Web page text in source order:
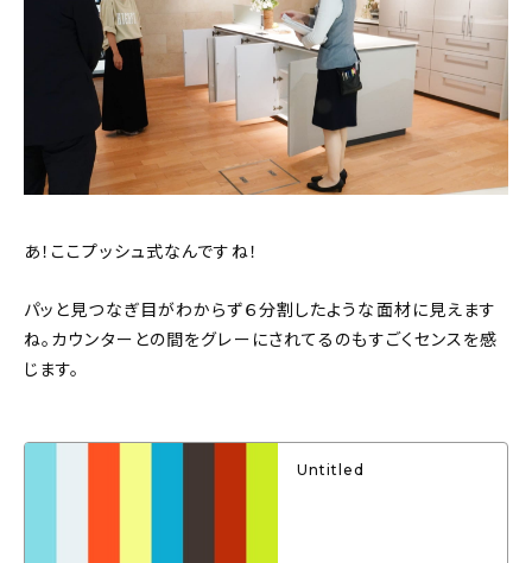
あ！ここプッシュ式なんですね！
パッと見つなぎ目がわからず６分割したような面材に見えます
ね。カウンターとの間をグレーにされてるのもすごくセンスを感
じます。
Untitled